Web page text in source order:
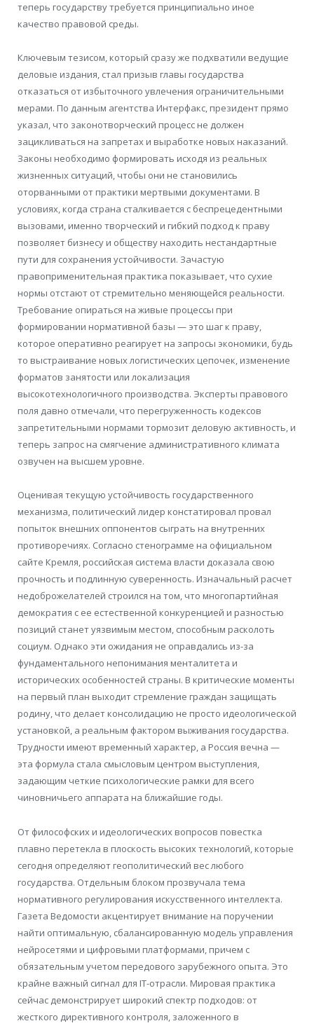
теперь государству требуется принципиально иное
качество правовой среды.
Ключевым тезисом, который сразу же подхватили ведущие
деловые издания, стал призыв главы государства
отказаться от избыточного увлечения ограничительными
мерами. По данным агентства Интерфакс, президент прямо
указал, что законотворческий процесс не должен
зацикливаться на запретах и выработке новых наказаний.
Законы необходимо формировать исходя из реальных
жизненных ситуаций, чтобы они не становились
оторванными от практики мертвыми документами. В
условиях, когда страна сталкивается с беспрецедентными
вызовами, именно творческий и гибкий подход к праву
позволяет бизнесу и обществу находить нестандартные
пути для сохранения устойчивости. Зачастую
правоприменительная практика показывает, что сухие
нормы отстают от стремительно меняющейся реальности.
Требование опираться на живые процессы при
формировании нормативной базы — это шаг к праву,
которое оперативно реагирует на запросы экономики, будь
то выстраивание новых логистических цепочек, изменение
форматов занятости или локализация
высокотехнологичного производства. Эксперты правового
поля давно отмечали, что перегруженность кодексов
запретительными нормами тормозит деловую активность, и
теперь запрос на смягчение административного климата
озвучен на высшем уровне.
Оценивая текущую устойчивость государственного
механизма, политический лидер констатировал провал
попыток внешних оппонентов сыграть на внутренних
противоречиях. Согласно стенограмме на официальном
сайте Кремля, российская система власти доказала свою
прочность и подлинную суверенность. Изначальный расчет
недоброжелателей строился на том, что многопартийная
демократия с ее естественной конкуренцией и разностью
позиций станет уязвимым местом, способным расколоть
социум. Однако эти ожидания не оправдались из-за
фундаментального непонимания менталитета и
исторических особенностей страны. В критические моменты
на первый план выходит стремление граждан защищать
родину, что делает консолидацию не просто идеологической
установкой, а реальным фактором выживания государства.
Трудности имеют временный характер, а Россия вечна —
эта формула стала смысловым центром выступления,
задающим четкие психологические рамки для всего
чиновничьего аппарата на ближайшие годы.
От философских и идеологических вопросов повестка
плавно перетекла в плоскость высоких технологий, которые
сегодня определяют геополитический вес любого
государства. Отдельным блоком прозвучала тема
нормативного регулирования искусственного интеллекта.
Газета Ведомости акцентирует внимание на поручении
найти оптимальную, сбалансированную модель управления
нейросетями и цифровыми платформами, причем с
обязательным учетом передового зарубежного опыта. Это
крайне важный сигнал для IT-отрасли. Мировая практика
сейчас демонстрирует широкий спектр подходов: от
жесткого директивного контроля, заложенного в